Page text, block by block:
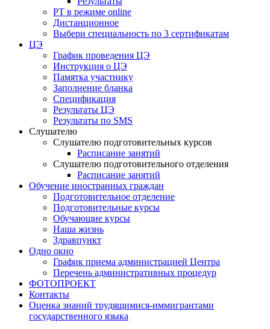
РТ в режиме online
Дистанционное
Выбери специальность по 3 сертификатам
ЦЭ
График проведения ЦЭ
Инструкция о ЦЭ
Памятка участнику
Заполнение бланка
Спецификация
Результаты ЦЭ
Результаты по SMS
Слушателю
Слушателю подготовительных курсов
Расписание занятий
Слушателю подготовительного отделения
Расписание занятий
Обучение иностранных граждан
Подготовительное отделение
Подготовительные курсы
Обучающие курсы
Наша жизнь
Здравпункт
Одно окно
График приема администрацией Центра
Перечень административных процедур
ФОТОПРОЕКТ
Контакты
Оценка знаний трудящимися-иммигрантами
государственного языка